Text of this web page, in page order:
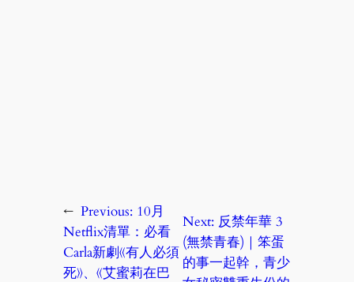
← Previous: 10月
Netflix清單：必看
Carla新劇《有人必須
死》、《艾蜜莉在巴
Next:反禁年華 3
(無禁青春)｜笨蛋
的事一起幹，青少